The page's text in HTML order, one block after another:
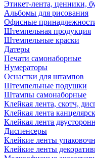
Этикет-лента, ценники,
Альбомы для рисования
Офисные
Штемпельная продукция
Штемпельные краски
Датеры
Печати самонаборные
Нумераторы
Оснастки для штампов
Штемпельные подушки
Штампы самонаборные
Клейкая лента, скотч,
Клейкая лента
Клейкая лента
Диспенсеры
Клейкие ленты
Клейкие ленты